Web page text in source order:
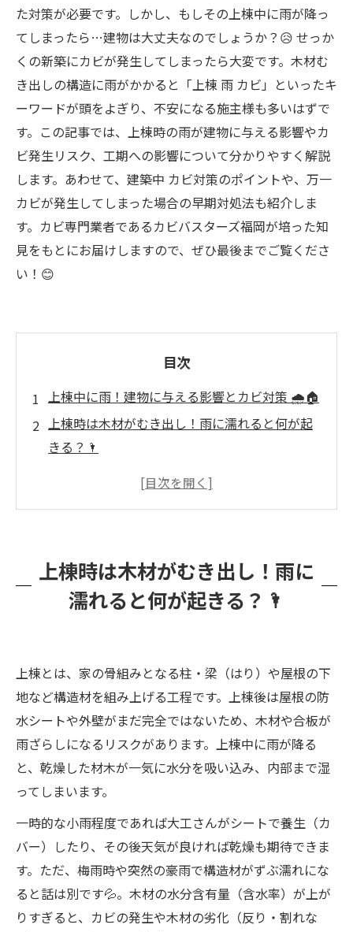
た対策が必要です。しかし、もしその上棟中に雨が降っ
てしまったら…建物は大丈夫なのでしょうか？😥 せっか
くの新築にカビが発生してしまったら大変です。木材む
き出しの構造に雨がかかると「上棟 雨 カビ」といったキ
ーワードが頭をよぎり、不安になる施主様も多いはずで
す。この記事では、上棟時の雨が建物に与える影響やカ
ビ発生リスク、工期への影響について分かりやすく解説
します。あわせて、建築中 カビ対策のポイントや、万一
カビが発生してしまった場合の早期対処法も紹介しま
す。カビ専門業者であるカビバスターズ福岡が培った知
見をもとにお届けしますので、ぜひ最後までご覧くださ
い！😊
目次
上棟中に雨！建物に与える影響とカビ対策 🌧️🏠
上棟時は木材がむき出し！雨に濡れると何が起
きる？🌂
多少の雨なら大丈夫？カビ発生リスクと木材の
カビが生えてしまったら？早期発見・カビ消毒
がカギ 🕵️‍♂️
専門業者と連携するメリット：工期トラブル防
止にも🤝
🏠 まとめ
上棟時は木材がむき出し！雨に
濡れると何が起きる？🌂
上棟とは、家の骨組みとなる柱・梁（はり）や屋根の下
地など構造材を組み上げる工程です。上棟後は屋根の防
水シートや外壁がまだ完全ではないため、木材や合板が
雨ざらしになるリスクがあります。上棟中に雨が降る
と、乾燥した材木が一気に水分を吸い込み、内部まで湿
ってしまいます。
一時的な小雨程度であれば大工さんがシートで養生（カ
バー）したり、その後天気が良ければ乾燥も期待できま
す。ただ、梅雨時や突然の豪雨で構造材がずぶ濡れにな
ると話は別です💦。木材の水分含有量（含水率）が上が
りすぎると、カビの発生や木材の劣化（反り・割れな